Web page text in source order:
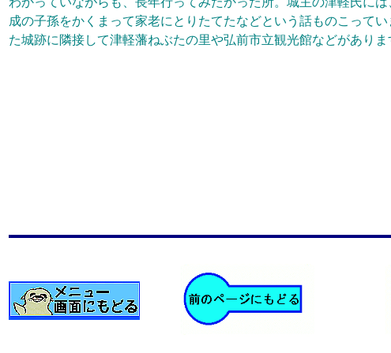
成の子孫をかくまって家老にとりたてたなどという話ものこってい
た城跡に隣接して津軽藩ねぶたの里や弘前市立観光館などがありま